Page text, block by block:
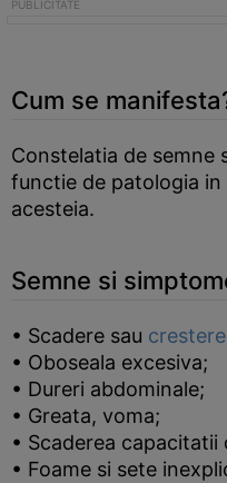
Cum se
Constelatia de semne
functie de patologia in
acesteia.
Semne si
• Scadere sau
• Oboseala excesiva;
• Dureri abdominale;
• Greata, voma;
• Scaderea
• Foame si sete